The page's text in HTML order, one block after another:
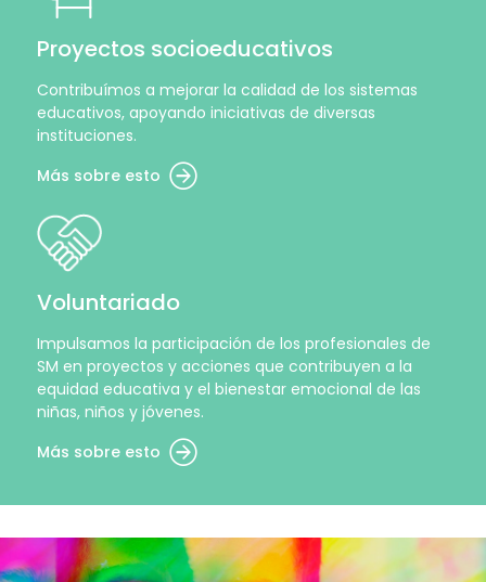
Proyectos socioeducativos
Contribuímos a mejorar la calidad de los sistemas
educativos, apoyando iniciativas de diversas
instituciones.
Más sobre esto
Voluntariado
Impulsamos la participación de los profesionales de
SM en proyectos y acciones que contribuyen a la
equidad educativa y el bienestar emocional de las
niñas, niños y jóvenes.
Más sobre esto